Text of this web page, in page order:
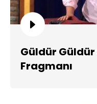
Güldür
Fragmanı